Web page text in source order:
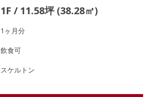
1F / 11.58坪 (38.28㎡)
1ヶ月分
飲食可
スケルトン